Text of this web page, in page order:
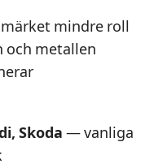
märket mindre roll
och metallen
Skoda — vanliga